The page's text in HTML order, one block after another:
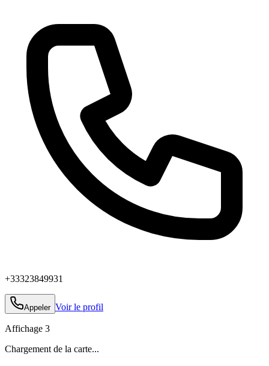
+33323849931
Appeler Voir le profil
Affichage 3
Chargement de la carte...